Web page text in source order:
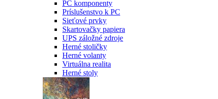
PC komponenty
Príslušenstvo k PC
Sieťové prvky
Skartovačky papiera
UPS záložné zdroje
Herné stoličky
Herné volanty
Virtuálna realita
Herné stoly